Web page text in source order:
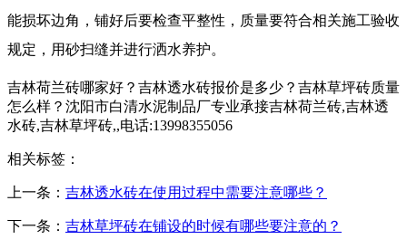
能损坏边角，铺好后要检查平整性，质量要符合相关施工验收
规定，用砂扫缝并进行洒水养护。
吉林荷兰砖哪家好？吉林透水砖报价是多少？吉林草坪砖质量
怎么样？沈阳市白清水泥制品厂专业承接吉林荷兰砖,吉林透
水砖,吉林草坪砖,,电话:13998355056
相关标签：
上一条： 吉林透水砖在使用过程中需要注意哪些？
下一条： 吉林草坪砖在铺设的时候有哪些要注意的？